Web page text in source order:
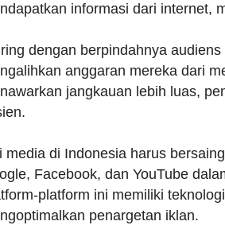
informasi dari internet,
dengan berpindahnya
anggaran mereka dari
jangkauan lebih luas,
media di Indonesia harus
Facebook, dan YouTube
platform ini memiliki
penargetan iklan.